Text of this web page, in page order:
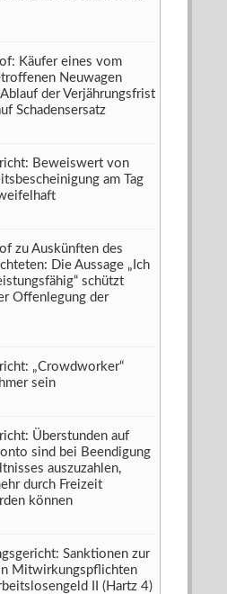
Käufer eines vom
Neuwagen
Ablauf der Verjährungsfrist
Schadensersatz
Beweiswert von
am Tag
zu Auskünften des
Die Aussage „Ich
schützt
Offenlegung der
„Crowdworker“
sein
Überstunden auf
sind bei Beendigung
auszuzahlen,
durch Freizeit
können
Sanktionen zur
Mitwirkungspflichten
II (Hartz 4)